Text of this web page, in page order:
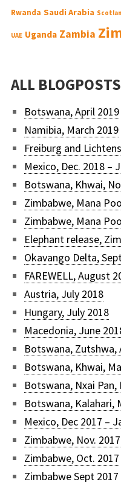
Rwanda Saudi Arabia
UAE Uganda Zambia
ALL BLOGPOSTS
Botswana, April 2019
Namibia, March 2019
Freiburg and
Mexico, Dec. 2018 –
Botswana, Khwai,
Zimbabwe, Mana
Zimbabwe, Mana
Elephant release,
Okavango Delta,
FAREWELL, August
Austria, July 2018
Hungary, July 2018
Macedonia, June
Botswana, Zutshwa,
Botswana, Khwai,
Botswana, Nxai Pan,
Botswana, Kalahari,
Mexico, Dec 2017 –
Zimbabwe, Nov. 2017
Zimbabwe, Oct. 2017
Zimbabwe Sept 2017